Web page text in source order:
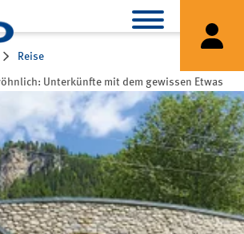
Reise
Unterkünfte mit dem gewissen Etwas